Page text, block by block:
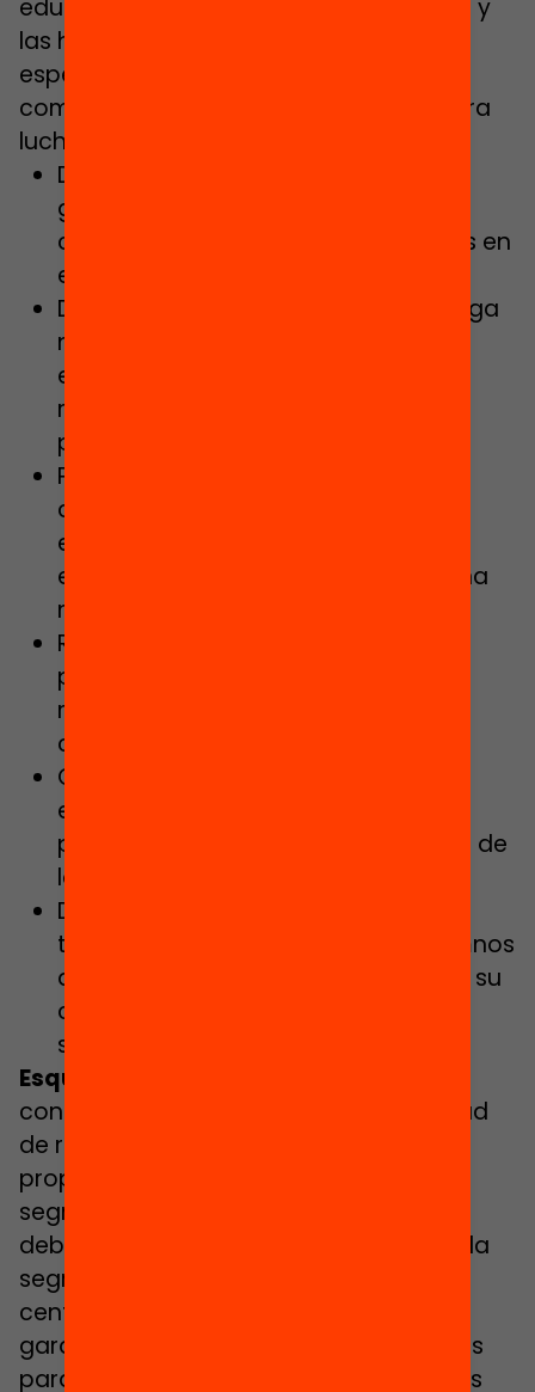
educativos, dotándolos de los recursos y
las herramientas necesarias,
especialmente a los de mayor
complejidad”. Y concretan medidas para
luchar contra la segregación escolar:
Desarrollaremos instrumentos de
gobernanza local que faciliten la
corresponsabilización de los centros en
el marco de las zonas educativas.
Detectaremos al alumnado que tenga
necesidades específicas de apoyo
educativo y garantizaremos los
recursos educativos y comunitarios
para darle respuesta.
Priorizaremos las actualizaciones en
centros de alta complejidad,
estableciendo medidas de
equivalencia entre los centros de una
misma zona educativa.
Reforzaremos y potenciaremos
proyectos educativos singulares y
referentes en centros de alta
complejidad.
Garantizaremos la sostenibilidad
económica de todos los centros
partiendo del estudio sobre el coste de
la plaza escolar.
Dotaremos de recursos adicionales
tanto a los centros como a los alumnos
que más lo necesiten, en función de su
complejidad y su realidad
socioeconómica.
Esquerra:
contempla en su programa la necesidad
de reducir la segregación escolar y
propone “desarrollar el Pacto contra la
segregación escolar en Cataluña, que
deberá ser la hoja de ruta para reducir la
segregación escolar territorial y entre
centros educativos, con el fin de
garantizar la igualdad de oportunidades
para todo el alumnado”. Como medidas